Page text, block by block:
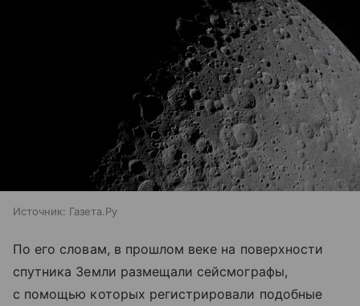
Источник: Газета.Ру
По его словам, в прошлом веке на поверхности
спутника Земли размещали сейсмографы,
с помощью которых регистрировали подобные